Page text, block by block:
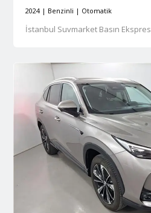
2024 | Benzinli | Otomatik
İstanbul Suvmarket Basın Ekspres